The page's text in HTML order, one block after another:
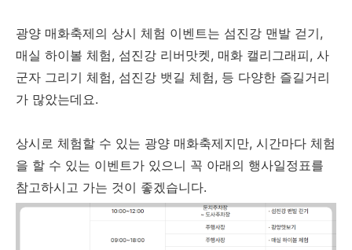
광양 매화축제의 상시 체험 이벤트는 섬진강 맨발 걷기,
매실 하이볼 체험, 섬진강 리버맛켓, 매화 캘리그래피, 사
군자 그리기 체험, 섬진강 뱃길 체험, 등 다양한 즐길거리
가 많았는데요.
상시로 체험할 수 있는 광양 매화축제지만, 시간마다 체험
을 할 수 있는 이벤트가 있으니 꼭 아래의 행사일정표를
참고하시고 가는 것이 좋겠습니다.